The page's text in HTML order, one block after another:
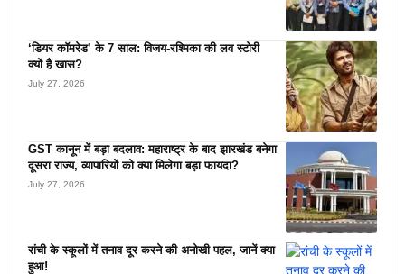
‘डियर कॉमरेड’ के 7 साल: विजय-रश्मिका की लव स्टोरी
क्यों है खास?
July 27, 2026
GST कानून में बड़ा बदलाव: महाराष्ट्र के बाद झारखंड बनेगा
दूसरा राज्य, व्यापारियों को क्या मिलेगा बड़ा फायदा?
July 27, 2026
रांची के स्कूलों में तनाव दूर करने की अनोखी पहल, जानें क्या
हुआ!